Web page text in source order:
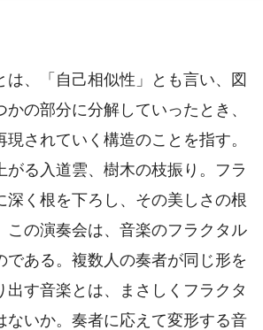
は、「自己相似性」とも言い、図
の部分に分解していったとき、
されていく構造のことを指す。
がる入道雲、樹木の枝振り。フラ
深く根を下ろし、その美しさの根
この演奏会は、音楽のフラクタル
である。複数人の奏者が同じ形を
出す音楽とは、まさしくフラクタ
ないか。奏者に応えて変形する音